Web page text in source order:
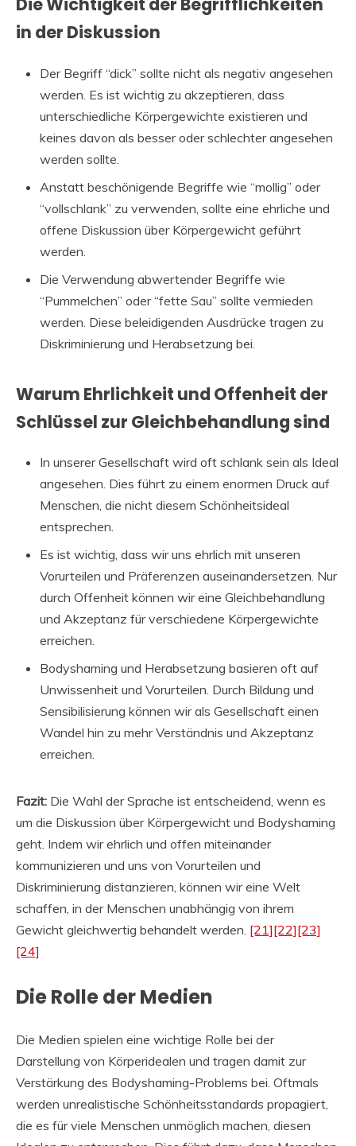
in der Diskussion
Der Begriff “dick” sollte nicht als negativ angesehen
werden. Es ist wichtig zu akzeptieren, dass
unterschiedliche Körpergewichte existieren und
keines davon als besser oder schlechter angesehen
werden sollte.
Anstatt beschönigende Begriffe wie “mollig” oder
“vollschlank” zu verwenden, sollte eine ehrliche und
offene Diskussion über Körpergewicht geführt
werden.
Die Verwendung abwertender Begriffe wie
“Pummelchen” oder “fette Sau” sollte vermieden
werden. Diese beleidigenden Ausdrücke tragen zu
Diskriminierung und Herabsetzung bei.
Warum Ehrlichkeit und Offenheit der
Schlüssel zur Gleichbehandlung sind
In unserer Gesellschaft wird oft schlank sein als Ideal
angesehen. Dies führt zu einem enormen Druck auf
Menschen, die nicht diesem Schönheitsideal
entsprechen.
Es ist wichtig, dass wir uns ehrlich mit unseren
Vorurteilen und Präferenzen auseinandersetzen. Nur
durch Offenheit können wir eine Gleichbehandlung
und Akzeptanz für verschiedene Körpergewichte
erreichen.
Bodyshaming und Herabsetzung basieren oft auf
Unwissenheit und Vorurteilen. Durch Bildung und
Sensibilisierung können wir als Gesellschaft einen
Wandel hin zu mehr Verständnis und Akzeptanz
erreichen.
Fazit: Die Wahl der Sprache ist entscheidend, wenn es
um die Diskussion über Körpergewicht und Bodyshaming
geht. Indem wir ehrlich und offen miteinander
kommunizieren und uns von Vorurteilen und
Diskriminierung distanzieren, können wir eine Welt
schaffen, in der Menschen unabhängig von ihrem
Gewicht gleichwertig behandelt werden. [21][22][23]
[24]
Die Rolle der Medien
Die Medien spielen eine wichtige Rolle bei der
Darstellung von Körperidealen und tragen damit zur
Verstärkung des Bodyshaming-Problems bei. Oftmals
werden unrealistische Schönheitsstandards propagiert,
die es für viele Menschen unmöglich machen, diesen